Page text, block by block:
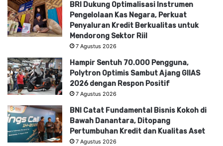
BRI Dukung Optimalisasi Instrumen
Pengelolaan Kas Negara, Perkuat
Penyaluran Kredit Berkualitas untuk
Mendorong Sektor Riil
7 Agustus 2026
Hampir Sentuh 70.000 Pengguna,
Polytron Optimis Sambut Ajang GIIAS
2026 dengan Respon Positif
7 Agustus 2026
BNI Catat Fundamental Bisnis Kokoh di
Bawah Danantara, Ditopang
Pertumbuhan Kredit dan Kualitas Aset
7 Agustus 2026